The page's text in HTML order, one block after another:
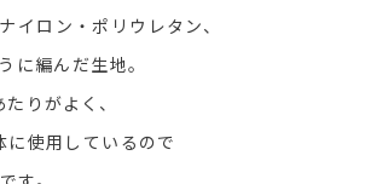
イロン・ポリウレタン、
に編んだ生地。
りがよく、
使用しているので